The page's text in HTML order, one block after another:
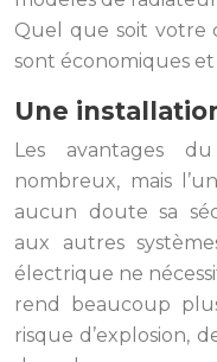
Quel que soit votre
sont économiques
Une
Les avantages
nombreux, mais
aucun doute sa
aux autres
électrique ne
rend beaucoup
risque d’explosion,